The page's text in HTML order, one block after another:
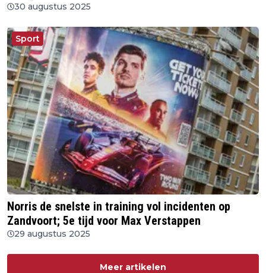
30 augustus 2025
Sport
Norris de snelste in training vol incidenten op
Zandvoort; 5e tijd voor Max Verstappen
29 augustus 2025
Meer artikelen